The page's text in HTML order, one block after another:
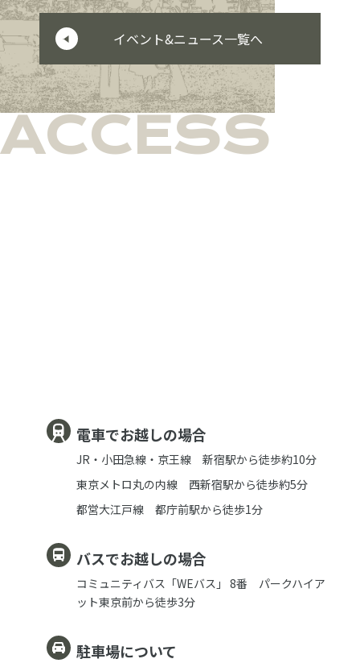
イベント&ニュース一覧へ
ACCESS
電車でお越しの場合
JR・小田急線・京王線 新宿駅から徒歩約10分
東京メトロ丸の内線 西新宿駅から徒歩約5分
都営大江戸線 都庁前駅から徒歩1分
バスでお越しの場合
コミュニティバス「WEバス」 8番 パークハイア
ット東京前から徒歩3分
駐車場について